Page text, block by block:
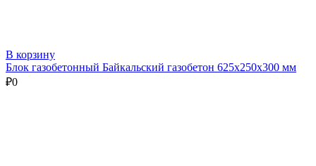
В корзину
Блок газобетонный Байкальский газобетон 625х250х300 мм
₽0